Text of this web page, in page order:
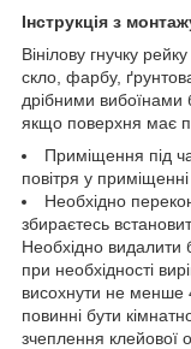
Інструкція з
Вінілову гнучку
скло, фарбу,
дрібними вибоїнами
якщо поверхня має
Приміщення під
повітря у
Необхідно
збираєтесь
Необхідно видалити
при необхідності
висохнути не менше
повинні бути
зчеплення клейової